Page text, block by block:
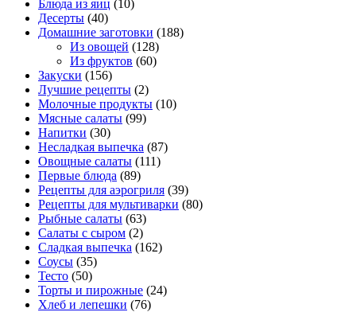
Блюда из яиц (10)
Десерты (40)
Домашние заготовки (188)
Из овощей (128)
Из фруктов (60)
Закуски (156)
Лучшие рецепты (2)
Молочные продукты (10)
Мясные салаты (99)
Напитки (30)
Несладкая выпечка (87)
Овощные салаты (111)
Первые блюда (89)
Рецепты для аэрогриля (39)
Рецепты для мультиварки (80)
Рыбные салаты (63)
Салаты с сыром (2)
Сладкая выпечка (162)
Соусы (35)
Тесто (50)
Торты и пирожные (24)
Хлеб и лепешки (76)